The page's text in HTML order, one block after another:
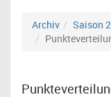
Archiv Saison